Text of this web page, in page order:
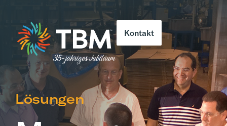
Kontakt
Lösungen